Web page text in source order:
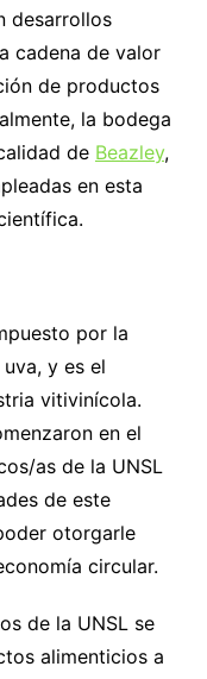
desarrollos
cadena de valor
de productos
la bodega
de Beazley,
en esta
por la
y es el
vitivinícola.
en el
as de la UNSL
de este
otorgarle
circular.
de la UNSL se
alimenticios a